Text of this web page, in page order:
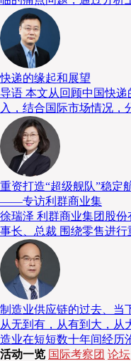
根据化纤行业的
品。
特殊定位装置的设
该项目所需要搬
1,420mm，重量达到
箱取放精度要达到
2,000mm的AGV车体
取丝箱时，通过预设
快递的缘起和展望
导语 本文从回顾中国快递
入，结合国际市场情况，
重资打造“超级舰队”稳定
——专访利群商业集
徐瑞泽 利群商业集团股份
事长、总裁 围绕零售进行
制造业供应链的过去、当
从无到有，从有到大，从
造业在短短数十年间经历
活动一览 国际考察团 论坛